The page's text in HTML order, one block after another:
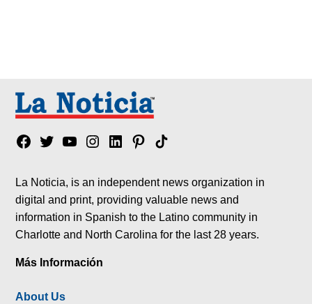
Facebook
TwitterYouTubeInstagram
LinkedinPinterest
Tik
La Noticia, is an independent news organization in
digital and print, providing valuable news and
information in Spanish to the Latino community in
Charlotte and North Carolina for the last 28 years.
Más Información
About Us